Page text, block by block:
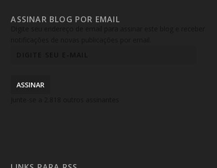
ASSINAR BLOG POR EMAIL
ASSINAR